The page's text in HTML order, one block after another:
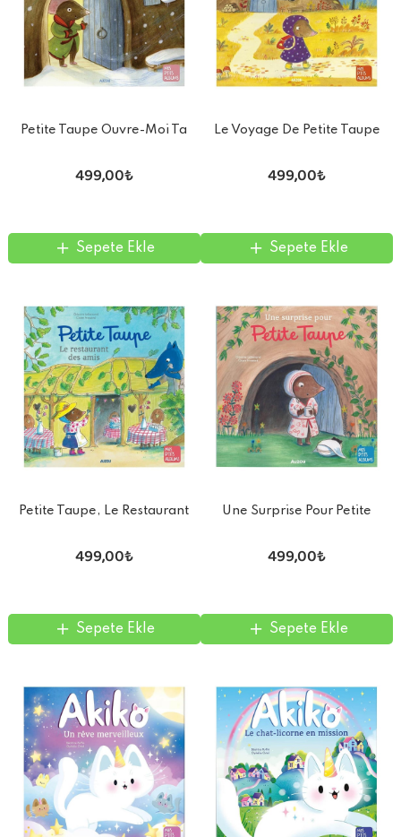
Petite Taupe Ouvre-Moi Ta
499,00₺
Sepete Ekle
Le Voyage De Petite Taupe
499,00₺
Sepete Ekle
Petite Taupe, Le Restaurant
499,00₺
Sepete Ekle
Une Surprise Pour Petite
499,00₺
Sepete Ekle